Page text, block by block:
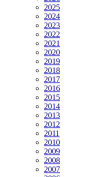
2025
2024
2023
2022
2021
2020
2019
2018
2017
2016
2015
2014
2013
2012
2011
2010
2009
2008
2007